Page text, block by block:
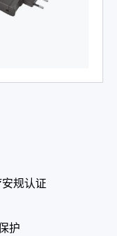
安规认证
护